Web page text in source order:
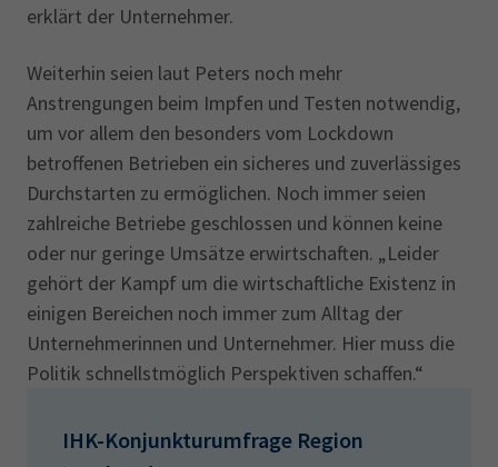
erklärt der Unternehmer.
Weiterhin seien laut Peters noch mehr
Anstrengungen beim Impfen und Testen notwendig,
um vor allem den besonders vom Lockdown
betroffenen Betrieben ein sicheres und zuverlässiges
Durchstarten zu ermöglichen. Noch immer seien
zahlreiche Betriebe geschlossen und können keine
oder nur geringe Umsätze erwirtschaften. „Leider
gehört der Kampf um die wirtschaftliche Existenz in
einigen Bereichen noch immer zum Alltag der
Unternehmerinnen und Unternehmer. Hier muss die
Politik schnellstmöglich Perspektiven schaffen.“
IHK-Konjunkturumfrage Region